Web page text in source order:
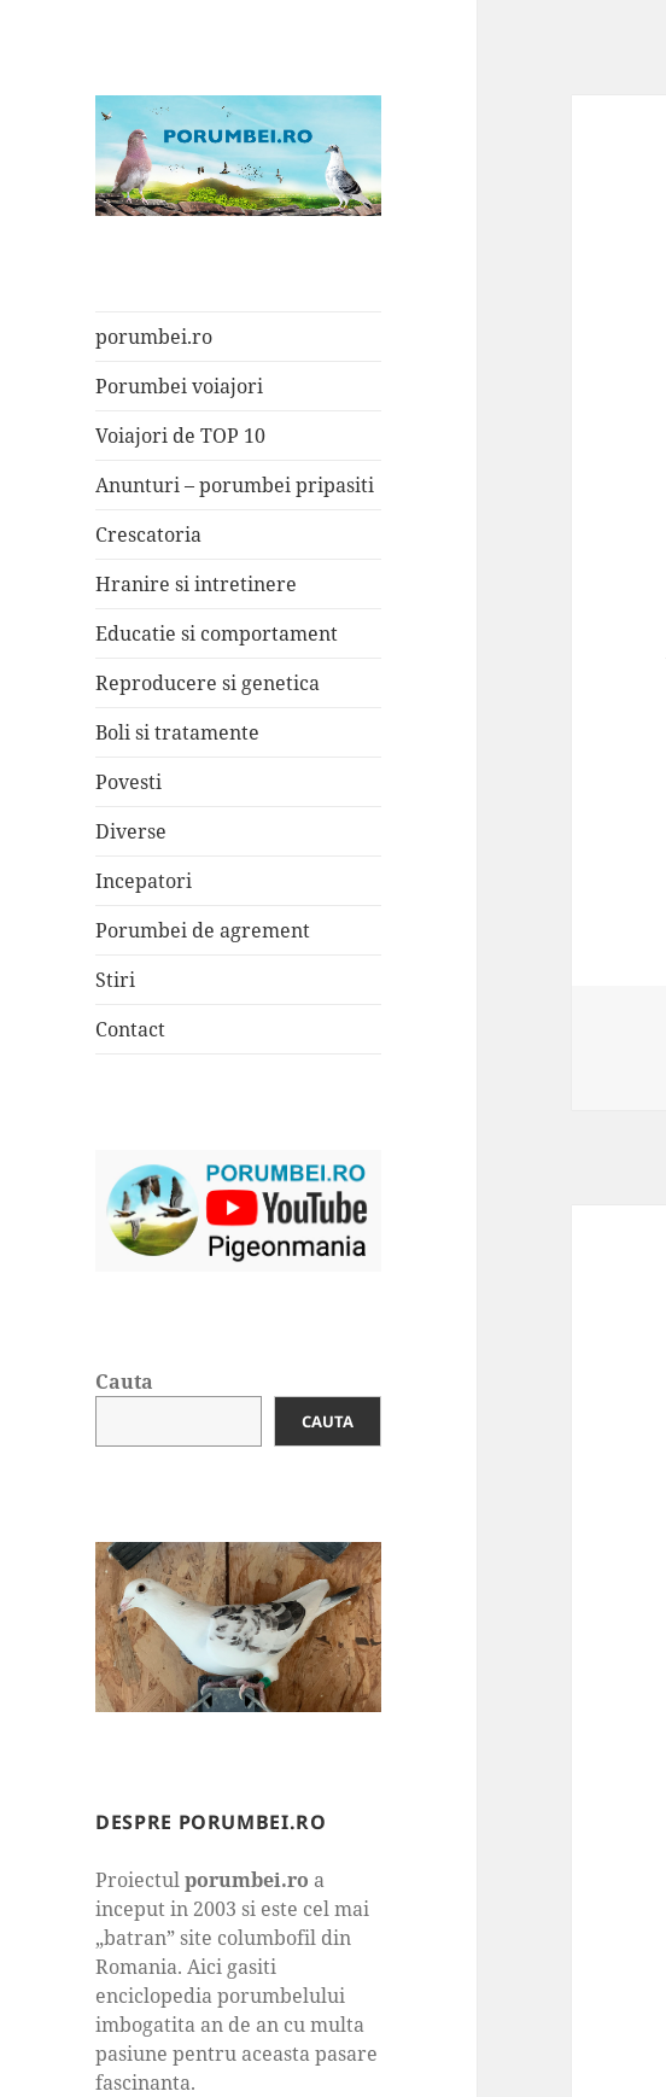
porumbei.ro
Porumbei voiajori
Voiajori de TOP 10
Anunturi – porumbei pripasiti
Crescatoria
Hranire si intretinere
Educatie si comportament
Reproducere si genetica
Boli si tratamente
Povesti
Diverse
Incepatori
Porumbei de agrement
Stiri
Contact
Cauta
CAUTA
DESPRE PORUMBEI.RO
Proiectulporumbei.ro a
inceput in 2003 si este cel mai
„batran” site columbofil din
Romania. Aici gasiti
enciclopedia porumbelului
imbogatita an de an cu multa
pasiune pentru aceasta pasare
fascinanta.